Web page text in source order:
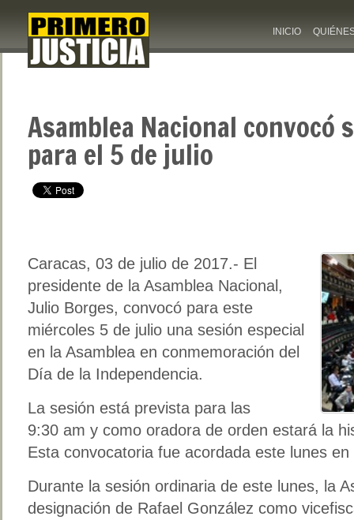
INICIO
Asamblea Nacional convocó
para el 5 de julio
Caracas, 03 de julio de 2017.- El
presidente de la Asamblea Nacional,
Julio Borges, convocó para este
miércoles 5 de julio una sesión especial
en la Asamblea en conmemoración del
Día de la Independencia.
La sesión está prevista para las
9:30 am y como oradora de orden estará la
Esta convocatoria fue acordada este lunes
Durante la sesión ordinaria de este lunes, la
designación de Rafael González como